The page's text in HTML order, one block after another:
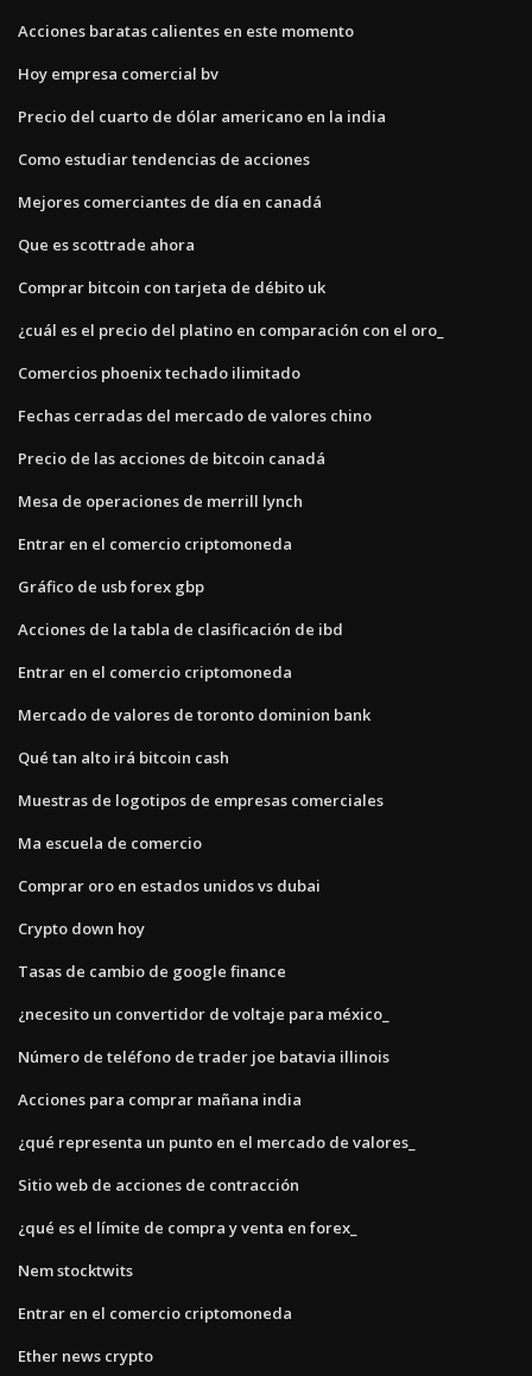
Acciones baratas calientes en este momento
Hoy empresa comercial bv
Precio del cuarto de dólar americano en la india
Como estudiar tendencias de acciones
Mejores comerciantes de día en canadá
Que es scottrade ahora
Comprar bitcoin con tarjeta de débito uk
¿cuál es el precio del platino en comparación con el oro_
Comercios phoenix techado ilimitado
Fechas cerradas del mercado de valores chino
Precio de las acciones de bitcoin canadá
Mesa de operaciones de merrill lynch
Entrar en el comercio criptomoneda
Gráfico de usb forex gbp
Acciones de la tabla de clasificación de ibd
Entrar en el comercio criptomoneda
Mercado de valores de toronto dominion bank
Qué tan alto irá bitcoin cash
Muestras de logotipos de empresas comerciales
Ma escuela de comercio
Comprar oro en estados unidos vs dubai
Crypto down hoy
Tasas de cambio de google finance
¿necesito un convertidor de voltaje para méxico_
Número de teléfono de trader joe batavia illinois
Acciones para comprar mañana india
¿qué representa un punto en el mercado de valores_
Sitio web de acciones de contracción
¿qué es el límite de compra y venta en forex_
Nem stocktwits
Entrar en el comercio criptomoneda
Ether news crypto